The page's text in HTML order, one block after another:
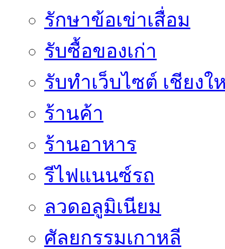
รักษาข้อเข่าเสื่อม
รับซื้อของเก่า
รับทำเว็บไซต์ เชียงใ
ร้านค้า
ร้านอาหาร
รีไฟแนนซ์รถ
ลวดอลูมิเนียม
ศัลยกรรมเกาหลี